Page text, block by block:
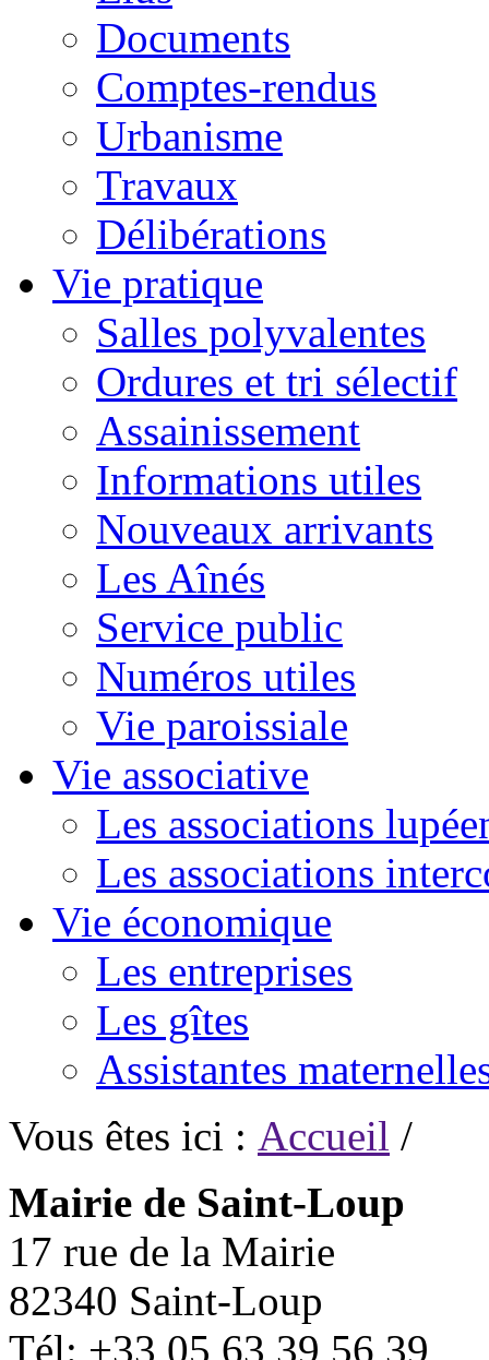
Documents
Comptes-rendus
Urbanisme
Travaux
Délibérations
Vie pratique
Salles polyvalentes
Ordures et tri sélectif
Assainissement
Informations utiles
Nouveaux arrivants
Les Aînés
Service public
Numéros utiles
Vie paroissiale
Vie associative
Les associations
Les associations
Vie économique
Les entreprises
Les gîtes
Assistantes
Vous êtes ici : Accueil /
Mairie de Saint-Loup
17 rue de la Mairie
82340 Saint-Loup
Tél: +33 05 63 39 56 39